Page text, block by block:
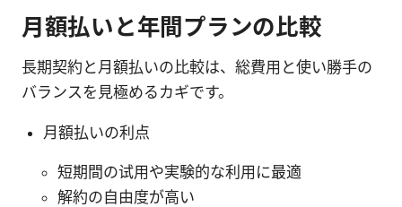
月額払いと年間プランの比較
長期契約と月額払いの比較は、総費用と使い勝手の
バランスを見極めるカギです。
月額払いの利点
短期間の试用や実験的な利用に最適
解約の自由度が高い